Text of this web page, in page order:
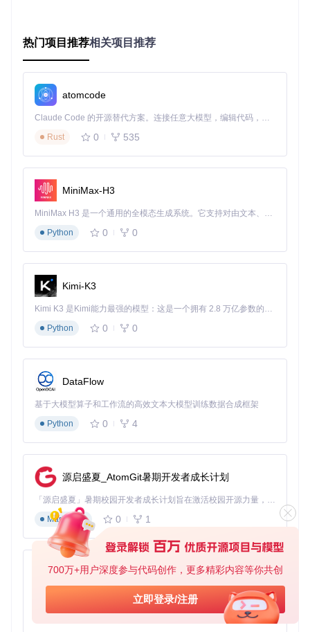
700万+用户深度参与代码创作，更多精彩内容等你共创
立即登录/注册
开启实时监控日志记录异常行为
定期通过内置更新工具刷新防护规则库
核心防护功能
网络数据包过滤：拦截伪装成正常数据的恶意 payload
脚本环境隔离：将未知脚本运行在沙盒环境中
内存篡改检测：实时监控游戏内存区域异常修改
个性化功能配置
角色强化：根据游戏模式智能调整属性增强程度
环境交互：可定制化天气、时间及NPC行为模式
快捷操作：通过自定义热键组合实现复杂功能一键激活
推荐功能组合
单人探索模式：启用"环境增强"+"资源获取"+"无限耐久"组
合
线上休闲模式：激活"被动模式强化"+"玩家友好交互"+"低风
智能资源管理系统
YimMenu内置的资源优化引擎可根据系统配置自动调整运行参
CPU负载控制：限制后台进程CPU使用率不超过30%
网络带宽管理：优先保障游戏数据传输带宽
自动清理机制：定期释放不再使用的内存资源
实战应用：场景化功能解决方案
单人剧情模式优化方案
沉浸式体验增强
启用"剧情辅助"模块，自动标记任务关键目标
配置"环境增强"选项，提升画面细节与特效表现
激活"资源管理"功能，确保任务道具充足
设置"难度自适应"，根据玩家表现动态调整挑战程度
热门项目推荐相关项目推荐
atomcode
Claude Code 的开源替代方案。连接任意大模型，编辑代码，运行命令，自动验证 — 全自动执行。用 Rust 构建，极致性能。 ｜ An open-source alternative to Claude Code. Connect any LLM, edit code, run commands, and verify changes — autonomously. Built in Rust for speed. Get Started
Rust
0 535
MiniMax-H3
MiniMax H3 是一个通用的全模态生成系统。它支持对由文本、图像、视频和音频组成的多模态上下文进行统一理解，并能生成分辨率高达 2K、时长可达 15 秒的带原生立体声音频的视频。得益于面向任务泛化的系统设计，H3 在预训练阶段就已具备广泛的多模态上下文理解与生成能力，能够出色地执行复杂的多模态指令。
Python
0 0
Kimi-K3
Kimi K3 是Kimi能力最强的模型：这是一个拥有 2.8 万亿参数的混合专家（MoE）模型，具备原生视觉理解能力，并支持 100 万 token 的上下文窗口。
Python
0 0
DataFlow
基于大模型算子和工作流的高效文本大模型训练数据合成框架
Python
0 4
源启盛夏_AtomGit暑期开发者成长计划
「源启盛夏」暑期校园开发者成长计划旨在激活校园开源力量，通过积分激励、认证扶持、资源倾斜等形式，引导高校组织和开发者完成「入驻 — 建项目 — 做贡献 — 获认证 — 得资源」的完整闭环。无论你是想带领社团入驻平台的组织者，还是希望用代码贡献证明自己的开发者，都能在这里找到属于你的成长路径。
Markdown
0 1
py-xiaozhi
基于Python的Xiaozhi AI，适用于想要完整Xiaozhi体验而无需拥有专用硬件的用户。
Python
0 1